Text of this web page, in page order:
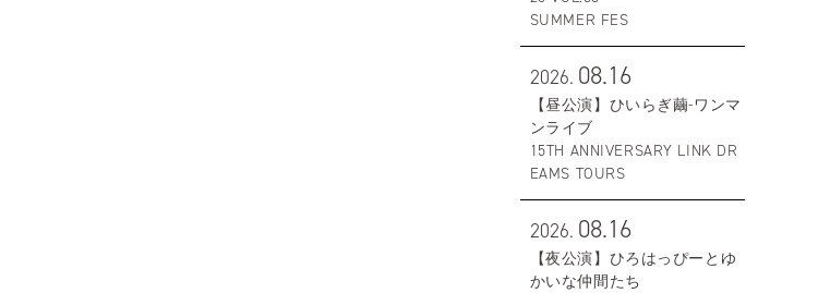
SUMMER FES
2026. 08.16
【昼公演】ひいらぎ繭-ワンマ
ンライブ
15TH ANNIVERSARY LINK DR
EAMS TOURS
2026. 08.16
【夜公演】ひろはっぴーとゆ
かいな仲間たち